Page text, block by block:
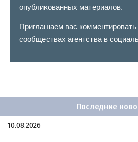
опубликованных материалов.
Приглашаем вас
сообществах агентства в
Последние
10.08.2026